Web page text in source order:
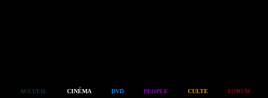
ACCUEIL CINÉMA DVD PEOPLE CULTE FORUM